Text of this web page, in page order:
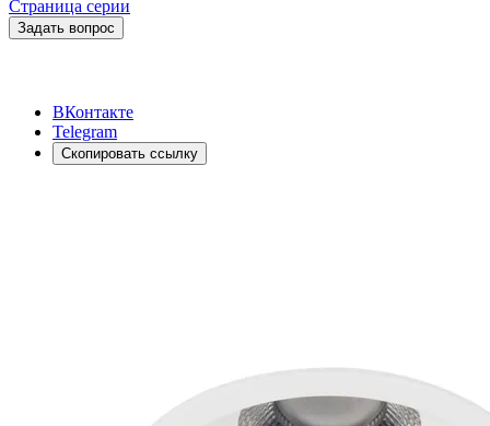
Страница серии
Задать вопрос
ВКонтакте
Telegram
Скопировать ссылку